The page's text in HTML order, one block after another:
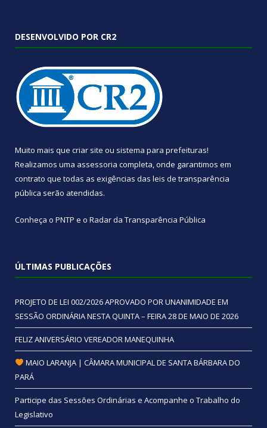
DESENVOLVIDO POR CR2
Muito mais que criar site ou sistema para prefeituras!
Realizamos uma assessoria completa, onde garantimos em
contrato que todas as exigências das leis de transparência
pública serão atendidas.
Conheça o PNTP e o Radar da Transparência Pública
ÚLTIMAS PUBLICAÇÕES
PROJETO DE LEI 002/2026 APROVADO POR UNANIMIDADE EM
SESSÃO ORDINÁRIA NESTA QUINTA – FEIRA 28 DE MAIO DE 2026
FELIZ ANIVERSÁRIO VEREADOR MANEQUINHA
MAIO LARANJA | CÂMARA MUNICIPAL DE SANTA BÁRBARA DO
PARÁ
Participe das Sessões Ordinárias e Acompanhe o Trabalho do
Legislativo